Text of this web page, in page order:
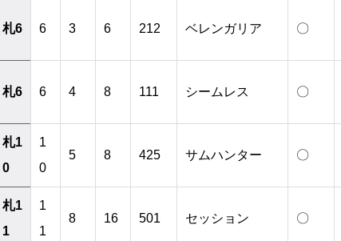
札6 6 3 6 212 ベレンガリア 〇
札6 6 4 8 111 シームレス 〇
札1
0
1
0
5 8 425 サムハンター 〇
札1
1
1
1
8 16 501 セッション 〇